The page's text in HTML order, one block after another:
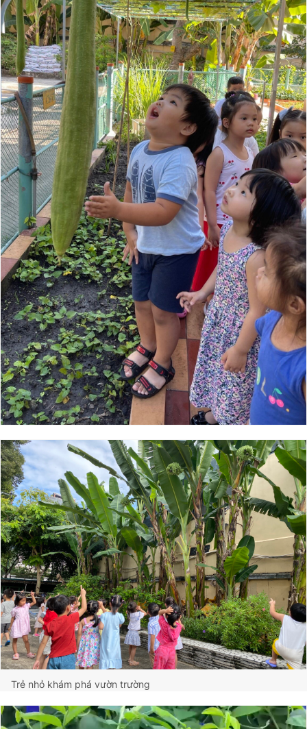
Trẻ nhỏ khám phá vườn trường